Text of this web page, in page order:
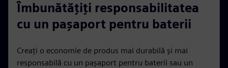
Îmbunătățiți responsabilitatea
cu un pașaport pentru baterii
Creați o economie de produs mai durabilă și mai
responsabilă cu un pașaport pentru baterii sau un